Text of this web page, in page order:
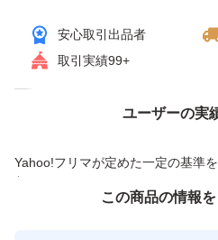
安心取引出品者
取引実績99+
ユーザーの実
Yahoo!フリマが定めた一定の基準
付与しています
価格の相談
この商品の情報
この商品をみている人にオスス